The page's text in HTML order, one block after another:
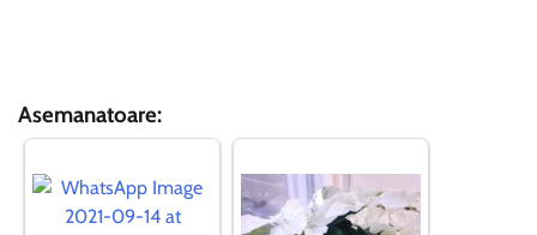
Asemanatoare: